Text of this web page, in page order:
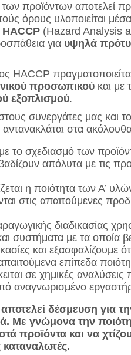
προϊόντων αποτελεί
όρους υλοποιείται
HACCP (Hazard Analysis
για υψηλά
HACCP
προσωπικού και με
εξοπλισμού.
συνεργάτες μας και
στα
με το σχεδιασμό των
απόλυτα με τις
η ποιότητα των Α’
στις απαιτούμενες
διαδικασίας
συστήματα με τα οποία
και εξασφαλίζουμε
επίπεδα
σε χημικές αναλύσεις
αναγνωρισμένο
δέσμευση για
Με γνώμονα την
προϊόντα και να
καταναλωτές.